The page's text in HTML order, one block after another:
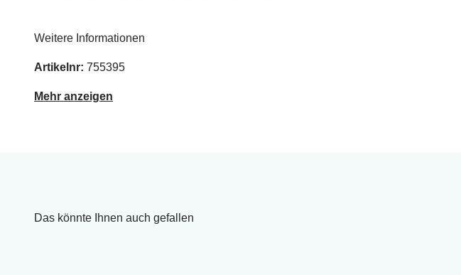
Weitere Informationen
Artikelnr: 755395
Mehr anzeigen
Das könnte Ihnen auch gefallen